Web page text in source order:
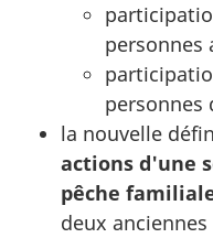
personnes
personnes
la nouvelle
actions d'une
pêche
deux anciennes